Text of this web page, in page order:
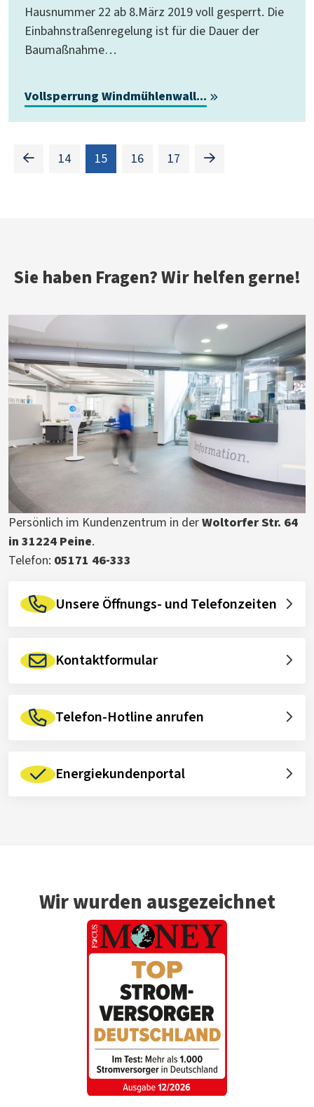
Hausnummer 22 ab 8.März 2019 voll gesperrt. Die
Einbahnstraßenregelung ist für die Dauer der
Baumaßnahme…
Vollsperrung Windmühlenwall...
14 15(Standort)
16 17
Sie haben Fragen? Wir helfen gerne!
Persönlich im Kundenzentrum in derWoltorfer Str. 64
in 31224 Peine.
Telefon: 05171 46-333
Unsere Öffnungs- und Telefonzeiten
Kontaktformular
Telefon-Hotline anrufen
Energiekundenportal
Wir wurden ausgezeichnet